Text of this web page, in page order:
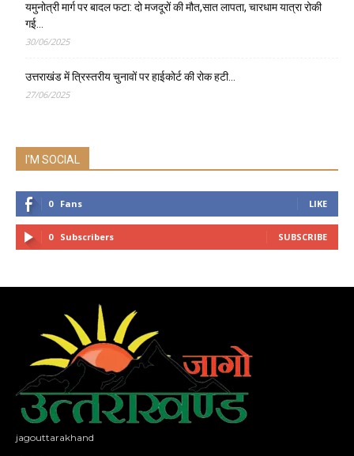
यमुनोत्री मार्ग पर बादल फटा: दो मजदूरों की मौत,सात लापता, चारधाम यात्रा रोकी
गई…
30/06/2025
उत्तराखंड में त्रिस्तरीय चुनावों पर हाईकोर्ट की रोक हटी…
27/06/2025
I'M SOCIAL
0 Fans LIKE
0 Subscribers SUBSCRIBE
jagouttarakhand